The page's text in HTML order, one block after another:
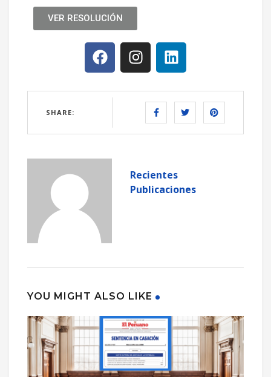
VER RESOLUCIÓN
SHARE:
Recientes
Publicaciones
YOU MIGHT ALSO LIKE